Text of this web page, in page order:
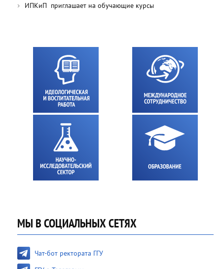
ИПКиП приглашает на обучающие курсы
МЫ В СОЦИАЛЬНЫХ СЕТЯХ
Чат-бот ректората ГГУ